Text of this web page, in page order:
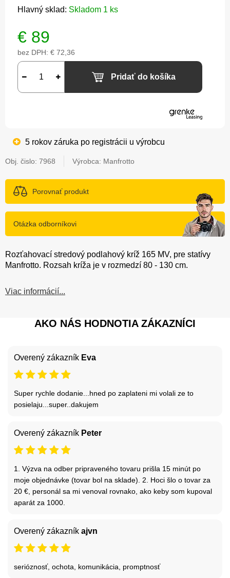
Hlavný sklad: Skladom 1 ks
€ 89
bez DPH: € 72,36
Pridať do košíka
5 rokov záruka po registrácii u výrobcu
Obj. čislo: 7968 Výrobca: Manfrotto
Porovnať produkt
Otázka odborníkovi
Rozťahovací stredový podlahový kríž 165 MV, pre statívy
Manfrotto. Rozsah kríža je v rozmedzí 80 - 130 cm.
Viac informácií...
AKO NÁS HODNOTIA ZÁKAZNÍCI
Overený zákazník Eva
Super rychle dodanie...hned po zaplateni mi volali ze to
posielaju...super..dakujem
Overený zákazník Peter
1. Výzva na odber pripraveného tovaru prišla 15 minút po
moje objednávke (tovar bol na sklade). 2. Hoci šlo o tovar za
20 €, personál sa mi venoval rovnako, ako keby som kupoval
aparát za 1000.
Overený zákazník ajvn
serióznosť, ochota, komunikácia, promptnosť